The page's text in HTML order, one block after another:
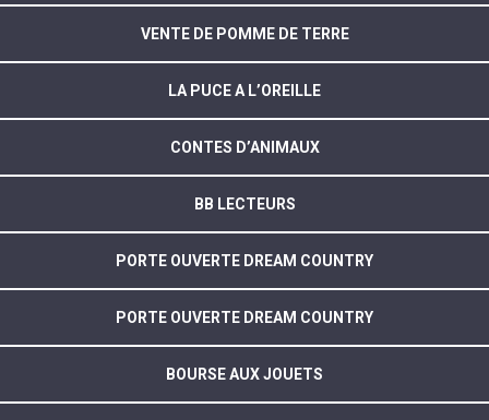
VENTE DE POMME DE TERRE
LA PUCE A L’OREILLE
CONTES D’ANIMAUX
BB LECTEURS
PORTE OUVERTE DREAM COUNTRY
PORTE OUVERTE DREAM COUNTRY
BOURSE AUX JOUETS